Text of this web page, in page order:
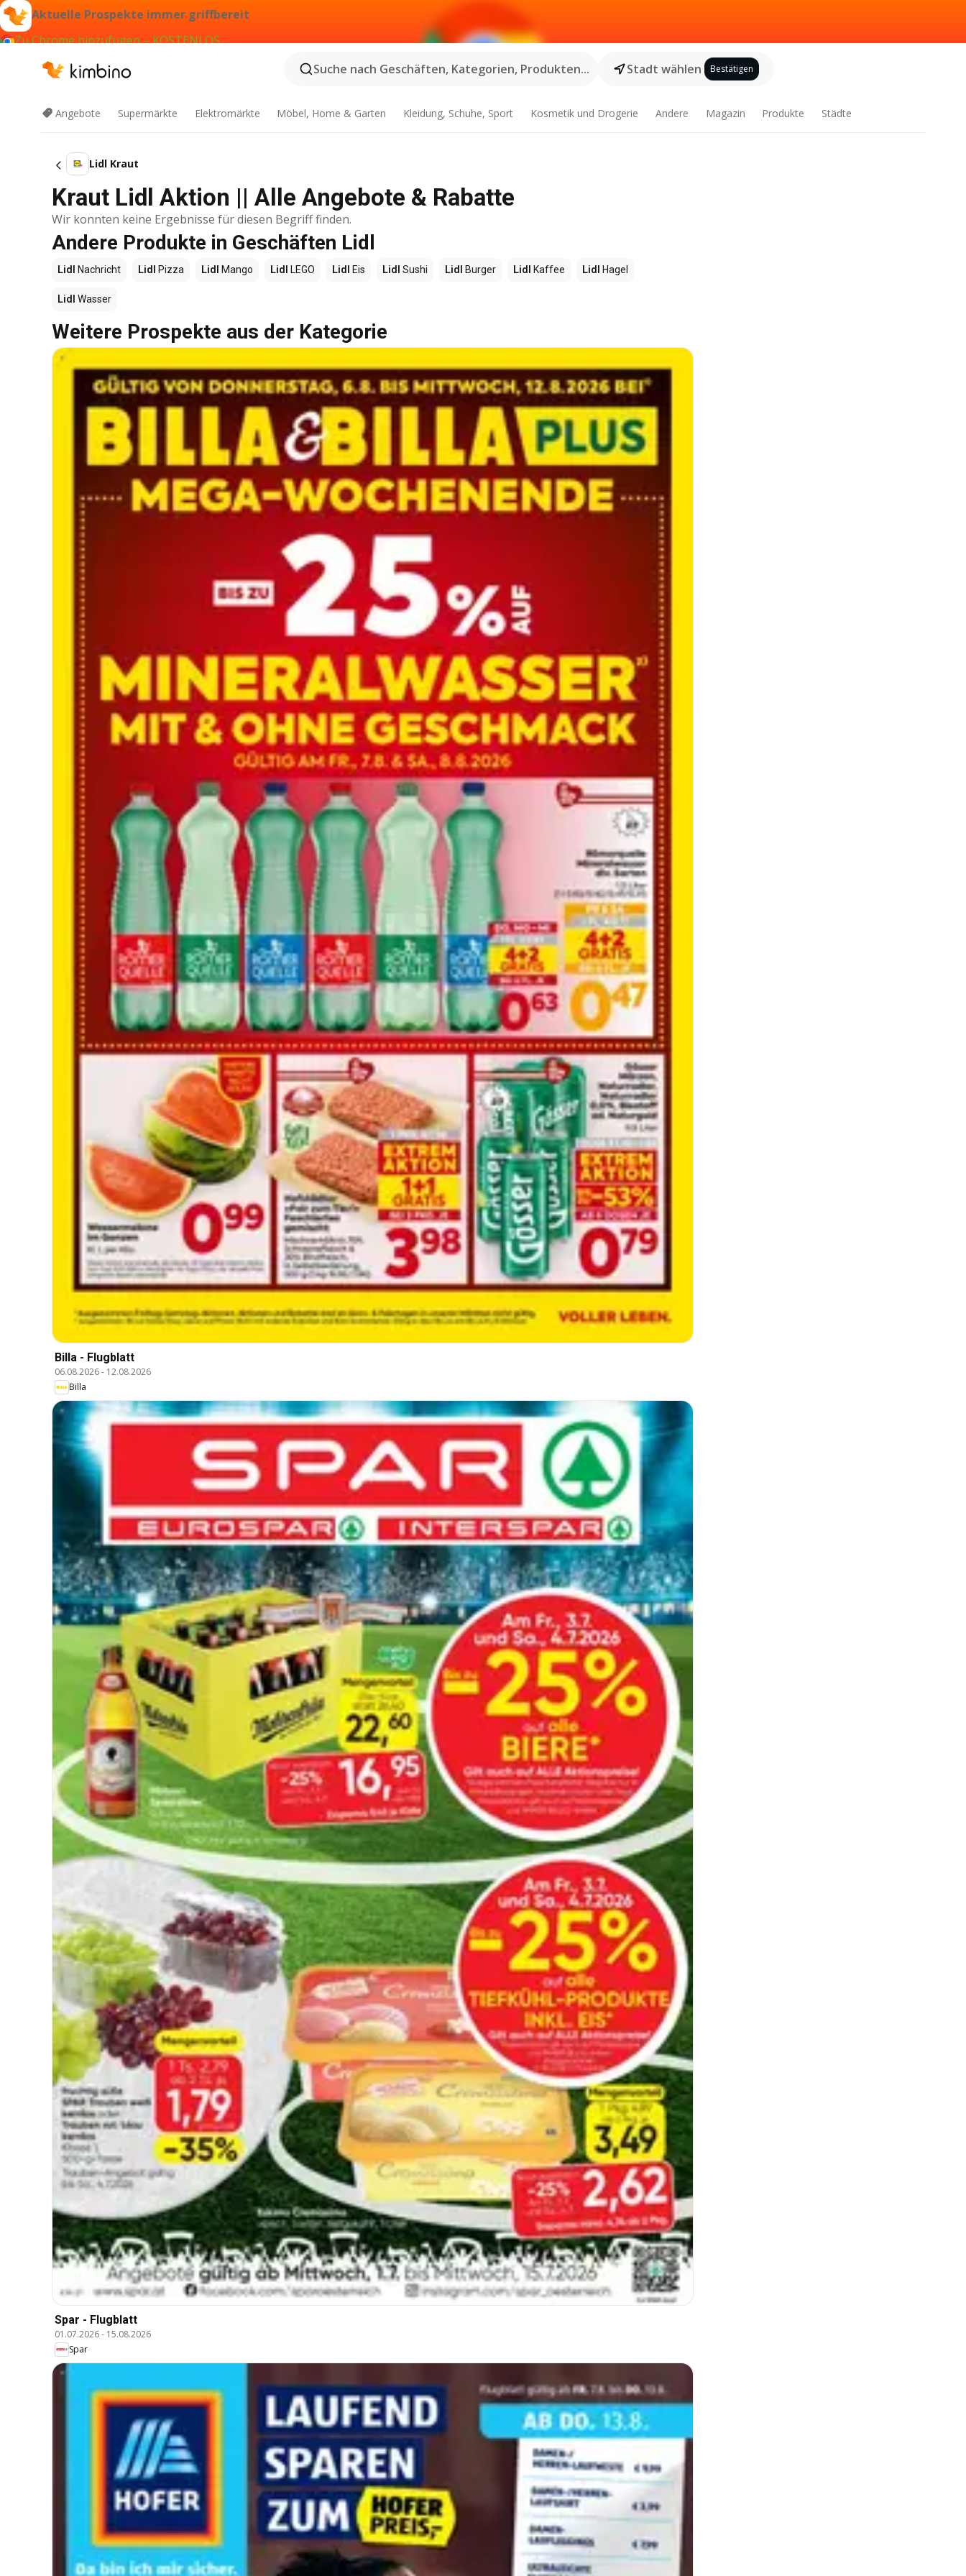
Aktuelle Prospekte immer griffbereit
Zu Chrome hinzufügen – KOSTENLOS
Suche nach Geschäften, Kategorien, Produkten...
Stadt wählen Bestätigen
Angebote Supermärkte Elektromärkte Möbel, Home & Garten Kleidung, Schuhe, Sport Kosmetik und Drogerie Andere Magazin Produkte Städte
Lidl Kraut
Kraut Lidl Aktion || Alle Angebote & Rabatte
Wir konnten keine Ergebnisse für diesen Begriff finden.
Andere Produkte in Geschäften Lidl
Lidl Nachricht Lidl Pizza Lidl Mango Lidl LEGO Lidl Eis Lidl Sushi Lidl Burger Lidl Kaffee Lidl Hagel
Lidl Wasser
Weitere Prospekte aus der Kategorie
Billa - Flugblatt
06.08.2026- 12.08.2026
Billa
Spar - Flugblatt
01.07.2026- 15.08.2026
Spar